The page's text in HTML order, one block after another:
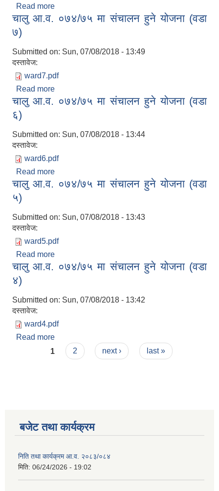
Read more
चालु आ.व. ०७४/७५ मा संचालन हुने योजना (वडा
७)
Submitted on: Sun, 07/08/2018 - 13:49
दस्तावेज:
ward7.pdf
Read more
चालु आ.व. ०७४/७५ मा संचालन हुने योजना (वडा
६)
Submitted on: Sun, 07/08/2018 - 13:44
दस्तावेज:
ward6.pdf
Read more
चालु आ.व. ०७४/७५ मा संचालन हुने योजना (वडा
५)
Submitted on: Sun, 07/08/2018 - 13:43
दस्तावेज:
ward5.pdf
Read more
चालु आ.व. ०७४/७५ मा संचालन हुने योजना (वडा
४)
Submitted on: Sun, 07/08/2018 - 13:42
दस्तावेज:
ward4.pdf
Read more
Pages
1 2 next › last »
बजेट तथा कार्यक्रम
निति तथा कार्यक्रम आ‍.व. २०८३/०८४
मिति: 06/24/2026 - 19:02